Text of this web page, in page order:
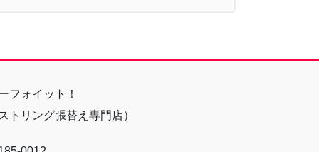
フォイット！
ストリング張替え専門店）